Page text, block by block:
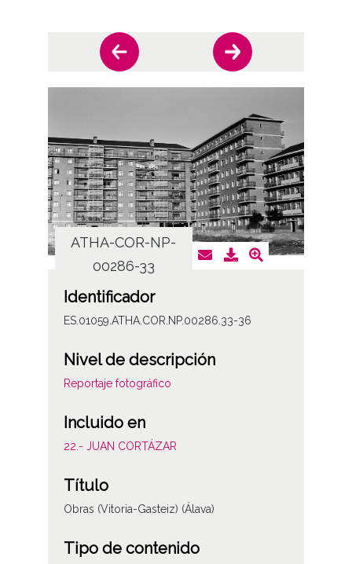
ATHA-COR-NP-
00286-33
Identificador
ES.01059.ATHA.COR.NP.00286.33-36
Nivel de descripción
Reportaje fotográfico
Incluido en
22.- JUAN CORTÁZAR
Título
Obras (Vitoria-Gasteiz) (Álava)
Tipo de contenido